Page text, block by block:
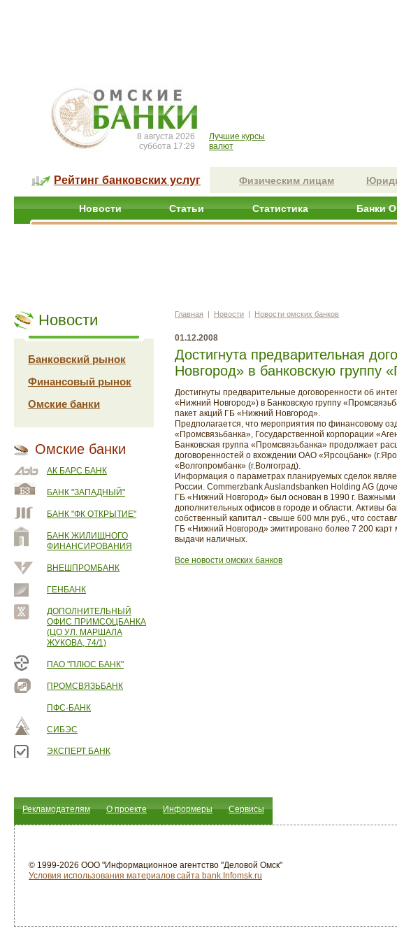
8 августа 2026
суббота 17:29
Лучшие курсы
валют
Рейтинг банковских услуг Физическим лицам
Новости Статьи Статистика Банки
Новости
Банковский рынок
Финансовый рынок
Омские банки
Омские банки
АК БАРС БАНК
БАНК "ЗАПАДНЫЙ"
БАНК "ФК ОТКРЫТИЕ"
БАНК ЖИЛИЩНОГО
ФИНАНСИРОВАНИЯ
ВНЕШПРОМБАНК
ГЕНБАНК
ДОПОЛНИТЕЛЬНЫЙ
ОФИС ПРИМСОЦБАНКА
(ЦО УЛ. МАРШАЛА
ЖУКОВА, 74/1)
ПАО "ПЛЮС БАНК"
ПРОМСВЯЗЬБАНК
ПФС-БАНК
СИБЭС
ЭКСПЕРТ БАНК
Главная | Новости | Новости омских банков
01.12.2008
Достигнута предварительная
Новгород» в банковскую группу
Достигнуты предварительные договоренности об
«Нижний Новгород») в Банковскую группу
пакет акций ГБ «Нижний Новгород».
Предполагается, что мероприятия по финансовому
«Промсвязьбанка», Государственной корпорации
Банковская группа «Промсвязьбанка» продолжает
договоренностей о вхождении ОАО «Ярсоцбанк»
«Волгопромбанк» (г.Волгоград).
Информация о параметрах планируемых сделок
России. Commerzbank Auslandsbanken Holding AG
ГБ «Нижний Новгород» был основан в 1990 г.
дополнительных офисов в городе и области. Активы
собственный капитал - свыше 600 млн руб., что
ГБ «Нижний Новгород» эмитировано более 7 200
выдачи наличных.
Все новости омских банков
Рекламодателям О проекте Информеры Сервисы
© 1999-2026 ООО "Информационное агентство "Деловой Омск"
Условия использования материалов сайта bank.Infomsk.ru